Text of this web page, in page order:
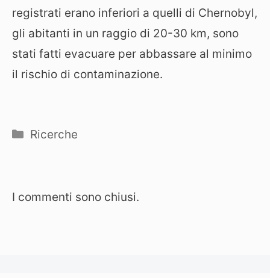
registrati erano inferiori a quelli di Chernobyl,
gli abitanti in un raggio di 20-30 km, sono
stati fatti evacuare per abbassare al minimo
il rischio di contaminazione.
Categorie
Ricerche
I commenti sono chiusi.